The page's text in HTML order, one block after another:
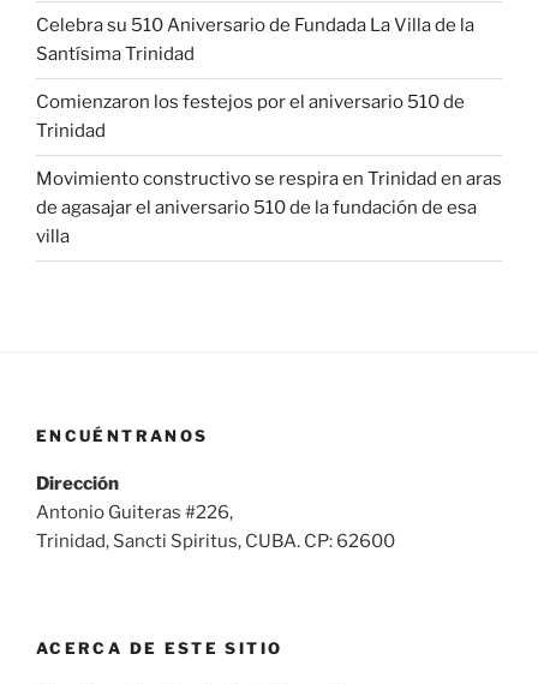
Celebra su 510 Aniversario de Fundada La Villa de la
Santísima Trinidad
Comienzaron los festejos por el aniversario 510 de
Trinidad
Movimiento constructivo se respira en Trinidad en aras
de agasajar el aniversario 510 de la fundación de esa
villa
ENCUÉNTRANOS
Dirección
Antonio Guiteras #226,
Trinidad, Sancti Spiritus, CUBA. CP: 62600
ACERCA DE ESTE SITIO